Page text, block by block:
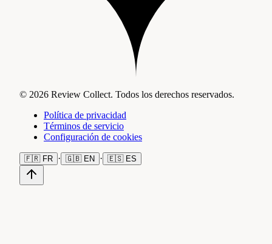
© 2026 Review Collect. Todos los derechos reservados.
Política de privacidad
Términos de servicio
Configuración de cookies
🇫🇷 FR · 🇬🇧 EN · 🇪🇸 ES